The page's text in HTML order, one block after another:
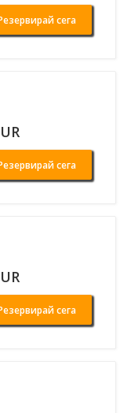
сега
сега
сега